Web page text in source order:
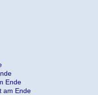
Ende
am Ende